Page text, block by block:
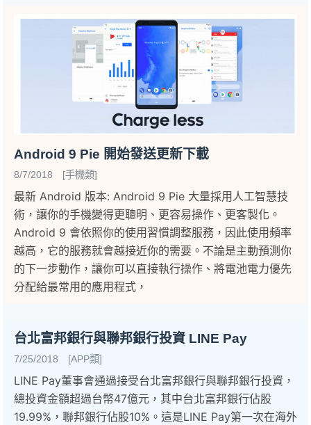
Android 9 Pie 開始發送更新下載
8/7/2018 [手機類]
最新 Android 版本: Android 9 Pie 大量採用人工智慧技
術，讓你的手機變得更聰明、更容易操作、更客製化。
Android 9 會依照你的使用習慣調整服務，因此使用頻率
越高，它的服務就會越接近你的需要。不論是主動預測你
的下一步動作，讓你可以直接執行操作、將電池電力優先
分配給最常用的應用程式，
台北富邦銀行與聯邦銀行投資 LINE Pay
7/25/2018 [APP類]
LINE Pay董事會通過接受台北富邦銀行與聯邦銀行投資，
總投資金額超過台幣47億元，其中台北富邦銀行佔股
19.99%，聯邦銀行佔股10%。這是LINE Pay第一次在海外